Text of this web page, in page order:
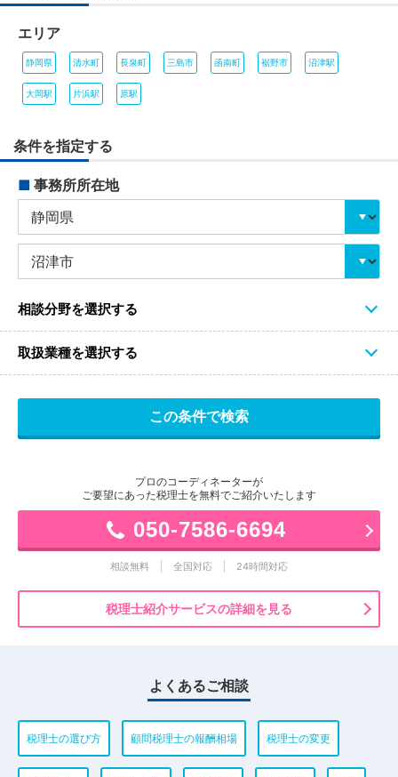
エリア
静岡県 清水町 長泉町 三島市 函南町 裾野市 沼津駅
大岡駅 片浜駅 原駅
条件を指定する
■ 事務所所在地
相談分野を選択する
取扱業種を選択する
プロのコーディネーターが
ご要望にあった税理士を無料でご紹介いたします
050-7586-6694
相談無料 全国対応 24時間対応
税理士紹介サービスの詳細を見る
よくあるご相談
税理士の選び方 顧問税理士の報酬相場 税理士の変更